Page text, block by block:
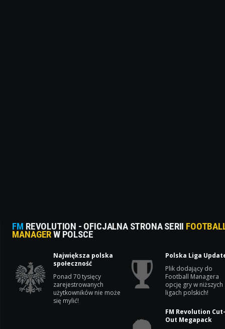
FM REVOLUTION - OFICJALNA STRONA SERII
MANAGERW POLSCE
Największa polska
społeczność
Ponad 70 tysięcy
zarejestrowanych
użytkowników nie może
się mylić!
Polska Liga
Plik dodający do
Football Managera
opcję gry w niższych
ligach polskich!
FM Revolution
Out Megapack